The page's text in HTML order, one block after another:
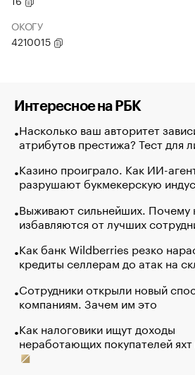
ОКОГУ
4210015
Интересное на РБК
Насколько ваш авторитет
атрибутов престижа? Тест для
Казино проиграло. Как ИИ-
разрушают букмекерскую
Выживают сильнейших. Почему
избавляются от лучших
Как банк Wildberries резко
кредиты селлерам до атак на
Сотрудники открыли новый
компаниям. Зачем им это
Как налоговики ищут доходы
неработающих покупателей яхт